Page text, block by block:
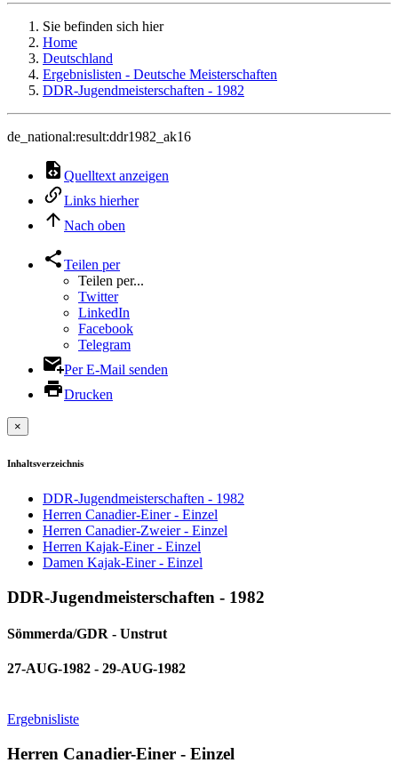
Sie befinden sich hier
Home
Deutschland
Ergebnislisten - Deutsche Meisterschaften
DDR-Jugendmeisterschaften - 1982
de_national:result:ddr1982_ak16
Quelltext anzeigen
Links hierher
Nach oben
Teilen per
Teilen per...
Twitter
LinkedIn
Facebook
Telegram
Per E-Mail senden
Drucken
×
Inhaltsverzeichnis
DDR-Jugendmeisterschaften - 1982
Herren Canadier-Einer - Einzel
Herren Canadier-Zweier - Einzel
Herren Kajak-Einer - Einzel
Damen Kajak-Einer - Einzel
DDR-Jugendmeisterschaften - 1982
Sömmerda/GDR - Unstrut
27-AUG-1982 - 29-AUG-1982
Ergebnisliste
Herren Canadier-Einer - Einzel